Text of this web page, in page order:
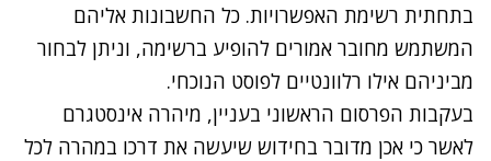
בתחתית רשימת האפשרויות. כל החשבונות אליהם
המשתמש מחובר אמורים להופיע ברשימה, וניתן לבחור
מביניהם אילו רלוונטיים לפוסט הנוכחי.
בעקבות הפרסום הראשוני בעניין, מיהרה אינסטגרם
לאשר כי אכן מדובר בחידוש שיעשה את דרכו במהרה לכל